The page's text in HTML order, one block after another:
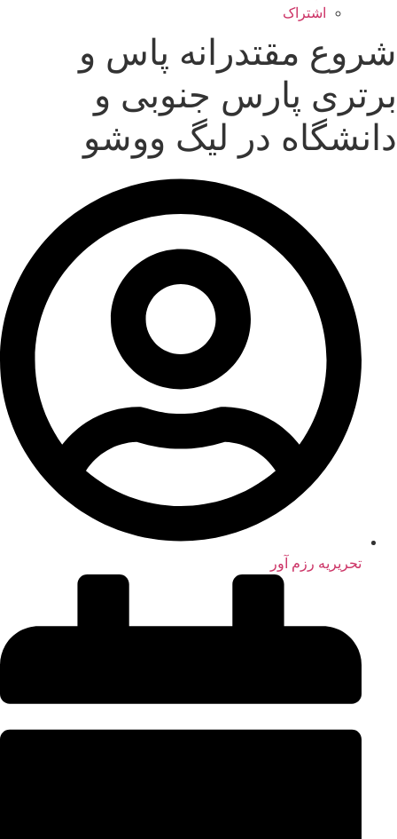
اشتراک
شروع مقتدرانه پاس و
برتری پارس جنوبی و
دانشگاه در لیگ ووشو
تحریریه رزم آور